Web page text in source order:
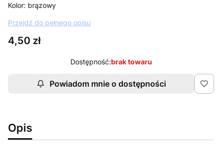
Kolor: brązowy
Przejdź do pełnego opisu
Cena
4,50 zł
Dostępność:brak towaru
Powiadom mnie o dostępności
Opis